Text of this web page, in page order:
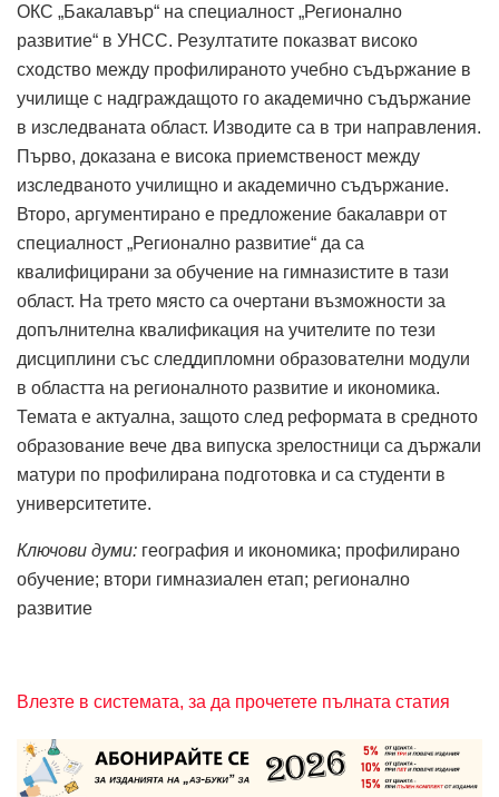
ОКС „Бакалавър“ на специалност „Регионално
развитие“ в УНСС. Резултатите показват високо
сходство между профилираното учебно съдържание в
училище с надграждащото го академично съдържание
в изследваната област. Изводите са в три направления.
Първо, доказана е висока приемственост между
изследваното училищно и академично съдържание.
Вторo, aргументирано е предложение бакалаври от
специалност „Регионално развитие“ да са
квалифицирани за обучение на гимназистите в тази
област. На трето място са очертани възможности за
допълнителна квалификация на учителите по тези
дисциплини със следдипломни образователни модули
в областта на регионалното развитие и икономика.
Темата е актуална, защото след реформата в средното
образование вече два випуска зрелостници са държали
матури по профилирана подготовка и са студенти в
университетите.
Ключови думи: география и икономика; профилирано
обучение; втори гимназиален етап; регионално
развитие
Влезте в системата, за да прочетете пълната статия